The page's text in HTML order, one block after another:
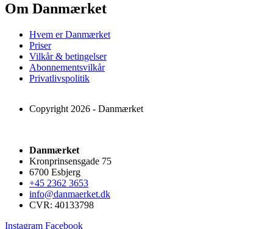
Om Danmærket
Hvem er Danmærket
Priser
Vilkår & betingelser
Abonnementsvilkår
Privatlivspolitik
Copyright 2026 - Danmærket
Danmærket
Kronprinsensgade 75
6700 Esbjerg
+45 2362 3653
info@danmaerket.dk
CVR: 40133798
Instagram Facebook